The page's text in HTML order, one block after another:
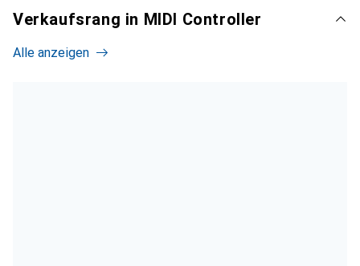
Verkaufsrang in MIDI Controller
Alle anzeigen